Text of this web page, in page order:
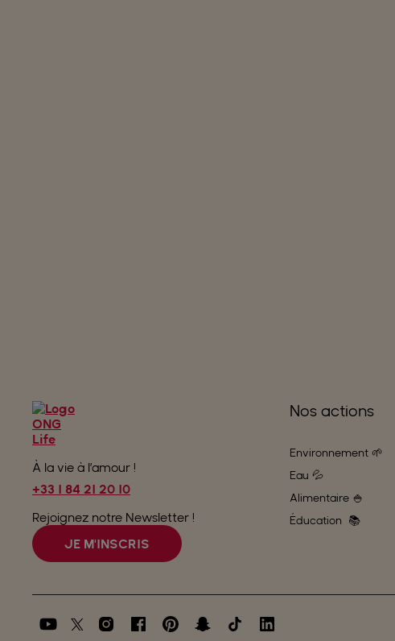
À la vie à l’amour !
+33 1 84 21 20 10
Rejoignez notre Newsletter !
JE M'INSCRIS
Nos actions
Environnement 🌱
Eau 💦
Alimentaire 🍚
Éducation 📚